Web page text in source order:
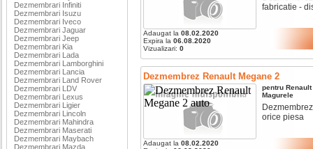
Dezmembrari Infiniti
Dezmembrari Isuzu
Dezmembrari Iveco
Dezmembrari Jaguar
Dezmembrari Jeep
Dezmembrari Kia
Dezmembrari Lada
Dezmembrari Lamborghini
Dezmembrari Lancia
Dezmembrari Land Rover
Dezmembrari LDV
Dezmembrari Lexus
Dezmembrari Ligier
Dezmembrari Lincoln
Dezmembrari Mahindra
Dezmembrari Maserati
Dezmembrari Maybach
Dezmembrari Mazda
Adaugat la 08.02.2020
Expira la 06.08.2020
Vizualizari: 0
fabricatie -
Dezmembrez Renault Megane 2
Adaugat la 08.02.2020
pentru Renault
Magurele
orice piesa